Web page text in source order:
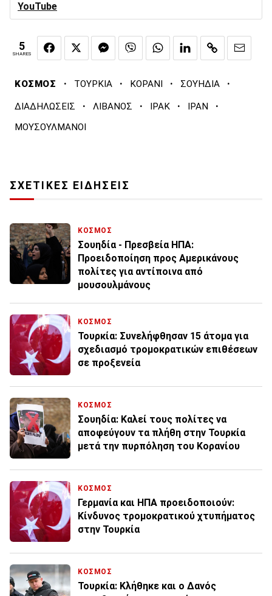
YouTube
5
SHARES
ΚΟΣΜΟΣ · ΤΟΥΡΚΙΑ · ΚΟΡΑΝΙ · ΣΟΥΗΔΙΑ ·
ΔΙΑΔΗΛΩΣΕΙΣ · ΛΙΒΑΝΟΣ · ΙΡΑΚ · ΙΡΑΝ ·
ΜΟΥΣΟΥΛΜΑΝΟΙ
ΣΧΕΤΙΚΕΣ ΕΙΔΗΣΕΙΣ
ΚΟΣΜΟΣ
Σουηδία - Πρεσβεία ΗΠΑ:
Προειδοποίηση προς Αμερικάνους
πολίτες για αντίποινα από
μουσουλμάνους
ΚΟΣΜΟΣ
Τουρκία: Συνελήφθησαν 15 άτομα για
σχεδιασμό τρομοκρατικών επιθέσεων
σε προξενεία
ΚΟΣΜΟΣ
Σουηδία: Καλεί τους πολίτες να
αποφεύγουν τα πλήθη στην Τουρκία
μετά την πυρπόληση του Κορανίου
ΚΟΣΜΟΣ
Γερμανία και ΗΠΑ προειδοποιούν:
Κίνδυνος τρομοκρατικού χτυπήματος
στην Τουρκία
ΚΟΣΜΟΣ
Τουρκία: Κλήθηκε και ο Δανός